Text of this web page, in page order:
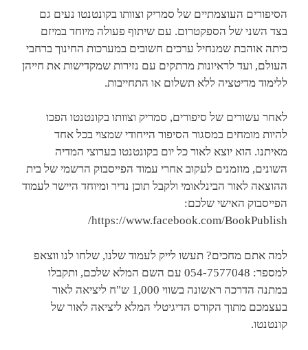
הסיפורים העוצמתיים של סמריק וצוותו בקונטנטו נעים גם
בצד השני של הספקטרום. עם שיתוף פעולה מיוחד במיזם
כיתה אוהבת שמנחיל ערכים חשובים במערכות החינוך ברחבי
העולם, ועד לראיונות מרתקים עם נזירות שמקדישות את חייהן
ללימוד מדיטציה ללא תשלום או התחייבות.
לאחר עשורים של סיפורים, סמריק וצוותו בקונטנטו הפכו
להיות מומחים במסגור הסיפור הייחודי שמצוי בכל אחד
מאיתנו. הוא יוצא לאור כל יום בקונטנטו בערוצי המדיה
השונים, מוזמנים לעקוב אחרי עמוד הפייסבוק הרשמי של בית
ההוצאה לאור הבינלאומי ולקבל תוכן נדיר ומיוחד היישר לעמוד
הפייסבוק האישי שלכם:
https://www.facebook.com/BookPublish/
למה אתם מחכים? תעשו לייק לעמוד שלנו, שלחו לנו ווצאפ
למספר: 054-7577048 עם השם המלא שלכם, ותקבלו
במתנה הדרכה ראשונה בשווי 1,000 ש"ח ליציאה לאור
בעצמכם מתוך הקורס הדיגיטלי המלא ליציאה לאור של
קונטנטו.